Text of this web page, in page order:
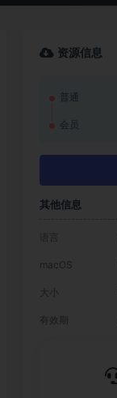
资源信息
普通
会员
其他信息
语言
macOS
大小
有效期